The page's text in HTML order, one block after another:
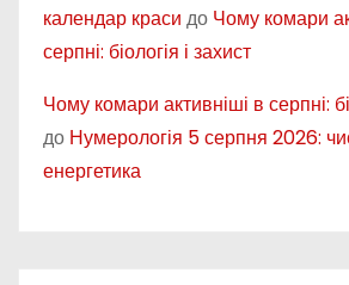
календар краси до Чому комари
серпні: біологія і захист
Чому комари активніші в серпні:
до Нумерологія 5 серпня 2026:
енергетика